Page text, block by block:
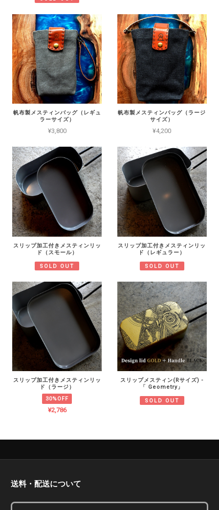
帆布製メスティンバッグ（レギュ
ラーサイズ）
¥3,800
帆布製メスティンバッグ（ラージ
サイズ）
¥4,200
スリップ加工付きメスティンリッ
ド（スモール）
SOLD OUT
スリップ加工付きメスティンリッ
ド（レギュラー）
SOLD OUT
スリップ加工付きメスティンリッ
ド（ラージ）
30%OFF
¥2,786
スリップメスティン(Rサイズ) -
「 Geometry」
SOLD OUT
送料・配送について